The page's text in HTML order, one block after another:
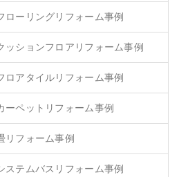
ローリングリフォーム事例
ッションフロアリフォーム事例
ロアタイルリフォーム事例
ーペットリフォーム事例
リフォーム事例
ステムバスリフォーム事例